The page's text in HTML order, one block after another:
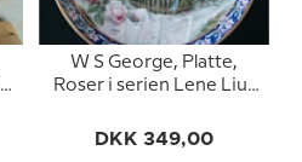
W S George, Platte,
Roser i serien Lene Lius
DKK 349,00